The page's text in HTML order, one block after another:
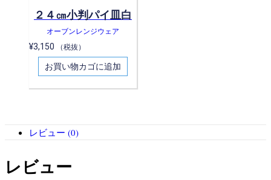
２４㎝小判パイ皿白
オーブンレンジウェア
¥3,150 （税抜）
お買い物カゴに追加
レビュー (0)
レビュー